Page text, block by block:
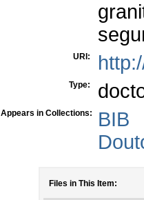
URI:
Type:
Appears in Collections:
BIB
Files in This Item: